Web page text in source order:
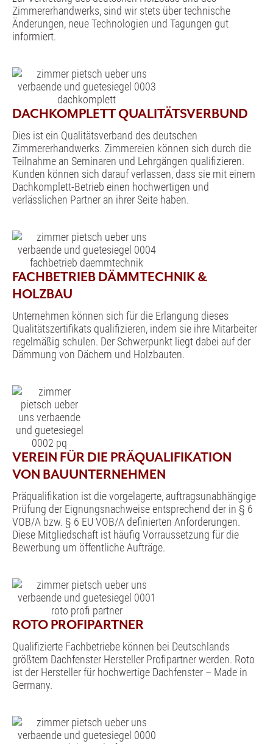
Zimmererhandwerks, sind wir stets über technische
Änderungen, neue Technologien und Tagungen gut
informiert.
DACHKOMPLETT QUALITÄTSVERBUND
Dies ist ein Qualitätsverband des deutschen
Zimmererhandwerks. Zimmereien können sich durch die
Teilnahme an Seminaren und Lehrgängen qualifizieren.
Kunden können sich darauf verlassen, dass sie mit einem
Dachkomplett-Betrieb einen hochwertigen und
verlässlichen Partner an ihrer Seite haben.
FACHBETRIEB DÄMMTECHNIK &
HOLZBAU
Unternehmen können sich für die Erlangung dieses
Qualitätszertifikats qualifizieren, indem sie ihre Mitarbeiter
regelmäßig schulen. Der Schwerpunkt liegt dabei auf der
Dämmung von Dächern und Holzbauten.
VEREIN FÜR DIE PRÄQUALIFIKATION
VON BAUUNTERNEHMEN
Präqualifikation ist die vorgelagerte, auftragsunabhängige
Prüfung der Eignungsnachweise entsprechend der in § 6
VOB/A bzw. § 6 EU VOB/A definierten Anforderungen.
Diese Mitgliedschaft ist häufig Vorraussetzung für die
Bewerbung um öffentliche Aufträge.
ROTO PROFIPARTNER
Qualifizierte Fachbetriebe können bei Deutschlands
größtem Dachfenster Hersteller Profipartner werden. Roto
ist der Hersteller für hochwertige Dachfenster – Made in
Germany.